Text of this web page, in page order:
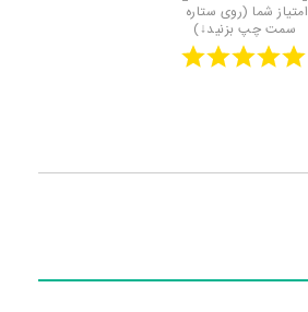
امتیاز شما (روی ستاره
سمت چپ بزنید↓)